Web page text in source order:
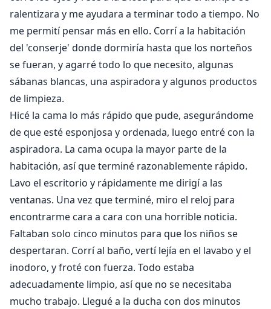
ralentizara y me ayudara a terminar todo a tiempo. No
me permití pensar más en ello. Corrí a la habitación
del 'conserje' donde dormiría hasta que los norteños
se fueran, y agarré todo lo que necesito, algunas
sábanas blancas, una aspiradora y algunos productos
de limpieza.
Hicé la cama lo más rápido que pude, asegurándome
de que esté esponjosa y ordenada, luego entré con la
aspiradora. La cama ocupa la mayor parte de la
habitación, así que terminé razonablemente rápido.
Lavo el escritorio y rápidamente me dirigí a las
ventanas. Una vez que terminé, miro el reloj para
encontrarme cara a cara con una horrible noticia.
Faltaban solo cinco minutos para que los niños se
despertaran. Corrí al baño, vertí lejía en el lavabo y el
inodoro, y froté con fuerza. Todo estaba
adecuadamente limpio, así que no se necesitaba
mucho trabajo. Llegué a la ducha con dos minutos